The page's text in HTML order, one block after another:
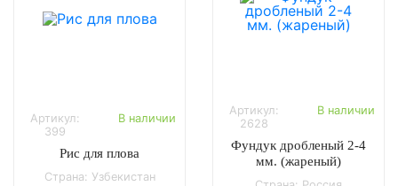
Артикул:
399
В наличии
Рис для плова
Страна: Узбекистан
Артикул:
2628
В наличии
Фундук дробленый 2-4
мм. (жареный)